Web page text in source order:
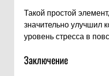
Такой простой
значительно улучшил
уровень стресса в
Заключение